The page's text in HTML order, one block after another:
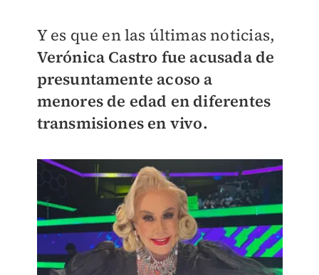
Y es que en las últimas noticias,
Verónica Castro fue acusada de
presuntamente acoso a
menores de edad en diferentes
transmisiones en vivo.